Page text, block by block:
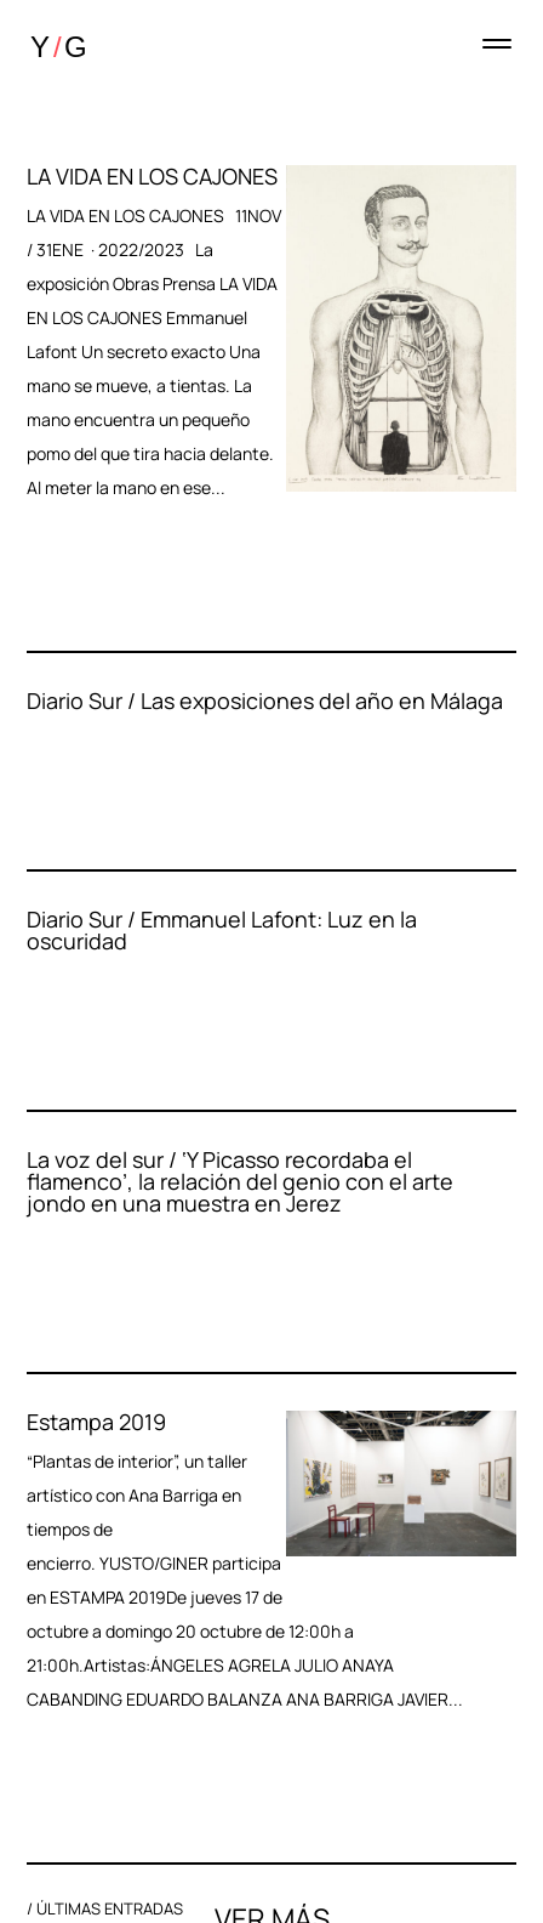
LA VIDA EN LOS CAJONES
LA VIDA EN LOS CAJONES 11NOV
/ 31ENE · 2022/2023 La
exposición Obras Prensa LA VIDA
EN LOS CAJONES Emmanuel
Lafont Un secreto exacto Una
mano se mueve, a tientas. La
mano encuentra un pequeño
pomo del que tira hacia delante.
Al meter la mano en ese...
Diario Sur / Las exposiciones del año en Málaga
Diario Sur / Emmanuel Lafont: Luz en la
oscuridad
La voz del sur / ‘Y Picasso recordaba el
flamenco’, la relación del genio con el arte
jondo en una muestra en Jerez
Estampa 2019
“Plantas de interior”, un taller
artístico con Ana Barriga en
tiempos de
encierro. YUSTO/GINER participa
en ESTAMPA 2019De jueves 17 de
octubre a domingo 20 octubre de 12:00h a
21:00h.Artistas:ÁNGELES AGRELA JULIO ANAYA
CABANDING EDUARDO BALANZA ANA BARRIGA JAVIER...
/ ÚLTIMAS ENTRADAS